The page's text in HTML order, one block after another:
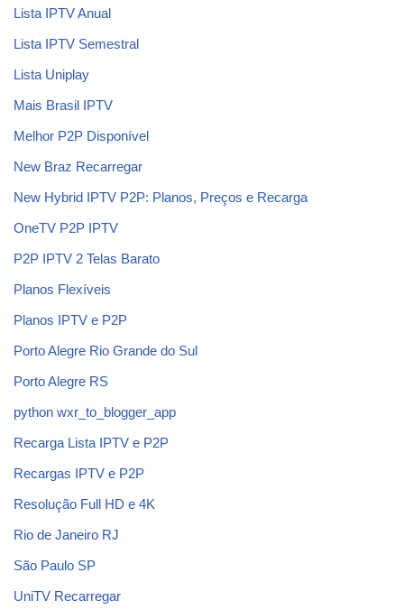
Lista IPTV Anual
Lista IPTV Semestral
Lista Uniplay
Mais Brasil IPTV
Melhor P2P Disponível
New Braz Recarregar
New Hybrid IPTV P2P: Planos, Preços e Recarga
OneTV P2P IPTV
P2P IPTV 2 Telas Barato
Planos Flexíveis
Planos IPTV e P2P
Porto Alegre Rio Grande do Sul
Porto Alegre RS
python wxr_to_blogger_app
Recarga Lista IPTV e P2P
Recargas IPTV e P2P
Resolução Full HD e 4K
Rio de Janeiro RJ
São Paulo SP
UniTV Recarregar